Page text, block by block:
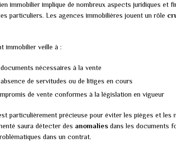
immobilier implique de nombreux aspects juridiques et
particuliers. Les agences immobilières jouent un rôle
immobilier veille à :
nécessaires à la vente
de servitudes ou de litiges en cours
de vente conformes à la législation en vigueur
particulièrement précieuse pour éviter les pièges et les
saura détecter des anomalies dans les documents
dans un contrat.